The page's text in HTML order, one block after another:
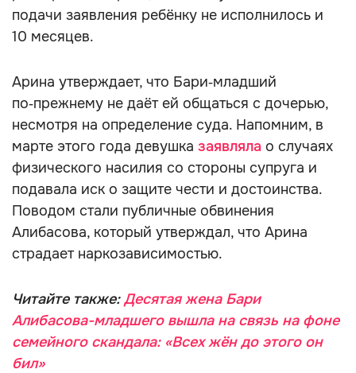
подачи заявления ребёнку не исполнилось и
10 месяцев.
Арина утверждает, что Бари‑младший
по‑прежнему не даёт ей общаться с дочерью,
несмотря на определение суда. Напомним, в
марте этого года девушка заявляла о случаях
физического насилия со стороны супруга и
подавала иск о защите чести и достоинства.
Поводом стали публичные обвинения
Алибасова, который утверждал, что Арина
страдает наркозависимостью.
Читайте также:Десятая жена Бари
Алибасова-младшего вышла на связь на фоне
семейного скандала: «Всех жён до этого он
бил»